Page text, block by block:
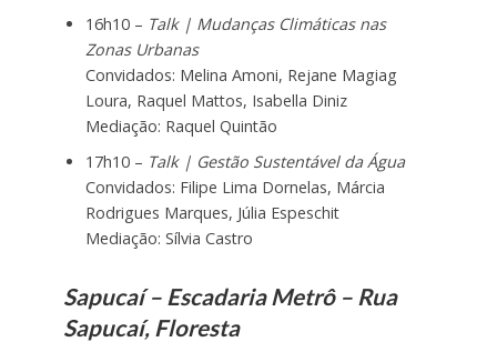
16h10 – Talk | Mudanças Climáticas nas
Zonas Urbanas
Convidados: Melina Amoni, Rejane Magiag
Loura, Raquel Mattos, Isabella Diniz
Mediação: Raquel Quintão
17h10 – Talk | Gestão Sustentável da Água
Convidados: Filipe Lima Dornelas, Márcia
Rodrigues Marques, Júlia Espeschit
Mediação: Sílvia Castro
Sapucaí – Escadaria Metrô – Rua
Sapucaí, Floresta